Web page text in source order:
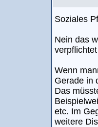
Soziales
Nein das
Wenn
Gerade in
Das
etc. Im
weitere